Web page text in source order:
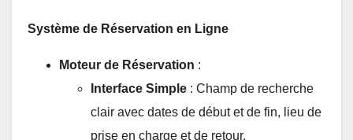
Système de Réservation en Ligne
Moteur de Réservation :
Interface Simple : Champ de recherche
clair avec dates de début et de fin, lieu de
prise en charge et de retour.